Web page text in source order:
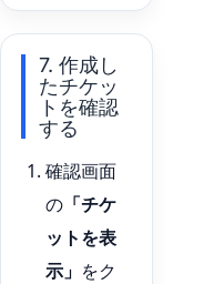
7. 作成し
たチケッ
トを確認
する
確認画面
の 「チケ
ットを表
示」 をク